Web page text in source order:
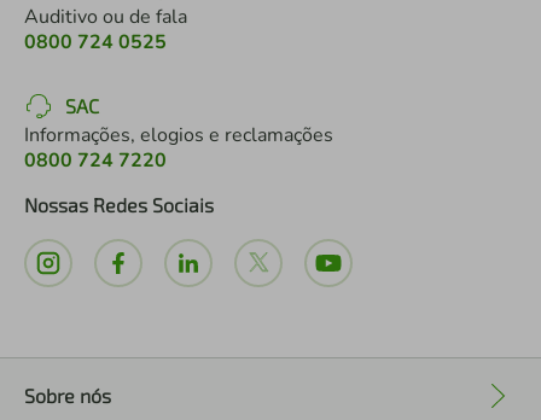
Auditivo ou de fala
0800 724 0525
SAC
Informações, elogios e reclamações
0800 724 7220
Nossas Redes Sociais
Sobre nós